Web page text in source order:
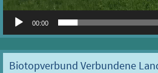
00:00
Biotopverbund Verbundene